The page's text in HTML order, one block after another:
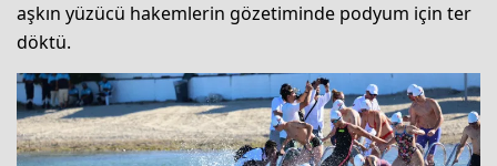
aşkın yüzücü hakemlerin gözetiminde podyum için ter
döktü.